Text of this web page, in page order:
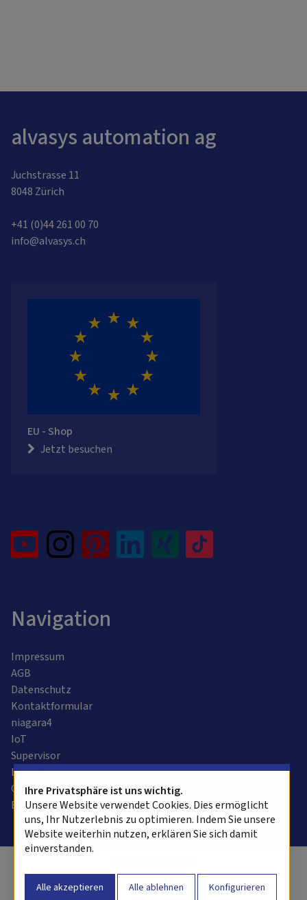
alvasys automation ag
Juchstrasse 11
8048 Zürich
+41 (0)44 261 00 70
info@alvasys.ch
EU - Shop
Jetzt besuchen
Navigation
Impressum
AGB
Datenschutz
Kontaktformular
niagara4
IoT
Supervisor
Leitzentrale
Gebäudeautomation
Bussysteme
Ihre Privatsphäre ist uns wichtig.
Unsere Website verwendet Cookies. Dies ermöglicht
uns, Ihr Nutzerlebnis zu optimieren. Indem Sie unsere
Website weiterhin nutzen, erklären Sie sich damit
einverstanden.